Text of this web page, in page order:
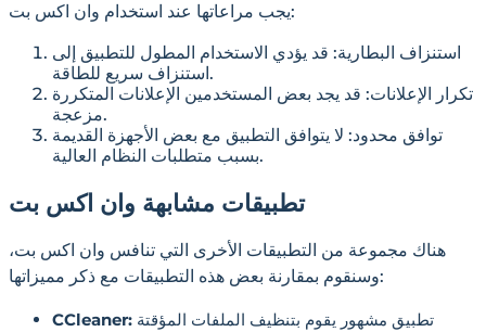
يجب مراعاتها عند استخدام وان اكس بت:
استنزاف البطارية: قد يؤدي الاستخدام المطول للتطبيق إلى
استنزاف سريع للطاقة.
تكرار الإعلانات: قد يجد بعض المستخدمين الإعلانات المتكررة
مزعجة.
توافق محدود: لا يتوافق التطبيق مع بعض الأجهزة القديمة
بسبب متطلبات النظام العالية.
تطبيقات مشابهة وان اكس بت
هناك مجموعة من التطبيقات الأخرى التي تنافس وان اكس بت،
وسنقوم بمقارنة بعض هذه التطبيقات مع ذكر مميزاتها:
CCleaner: